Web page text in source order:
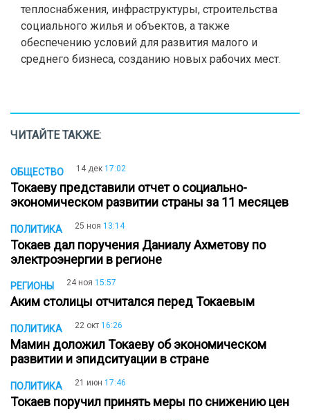
теплоснабжения, инфраструктуры, строительства
социального жилья и объектов, а также
обеспечению условий для развития малого и
среднего бизнеса, созданию новых рабочих мест.
ЧИТАЙТЕ ТАКЖЕ:
ОБЩЕСТВО 14 дек 17:02
Токаеву представили отчет о социально-
экономическом развитии страны за 11 месяцев
ПОЛИТИКА 25 ноя 13:14
Токаев дал поручения Даниалу Ахметову по
электроэнергии в регионе
РЕГИОНЫ 24 ноя 15:57
Аким столицы отчитался перед Токаевым
ПОЛИТИКА 22 окт 16:26
Мамин доложил Токаеву об экономическом
развитии и эпидситуации в стране
ПОЛИТИКА 21 июн 17:46
Токаев поручил принять меры по снижению цен